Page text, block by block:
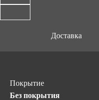
Доставка
Покрытие
Без покрытия